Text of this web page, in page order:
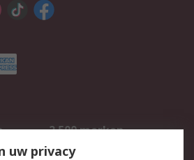
2.500 merken
Inkoopoplossingen
uw privacy